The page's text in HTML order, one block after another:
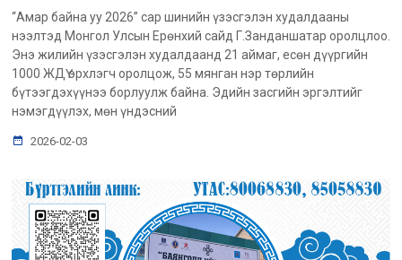
“Амар байна уу 2026” сар шинийн үзэсгэлэн худалдааны
нээлтэд Монгол Улсын Ерөнхий сайд Г.Занданшатар оролцлоо.
Энэ жилийн үзэсгэлэн худалдаанд 21 аймаг, есөн дүүргийн
1000 ЖДҮ эрхлэгч оролцож, 55 мянган нэр төрлийн
бүтээгдэхүүнээ борлуулж байна. Эдийн засгийн эргэлтийг
нэмэгдүүлэх, мөн үндэсний
2026-02-03